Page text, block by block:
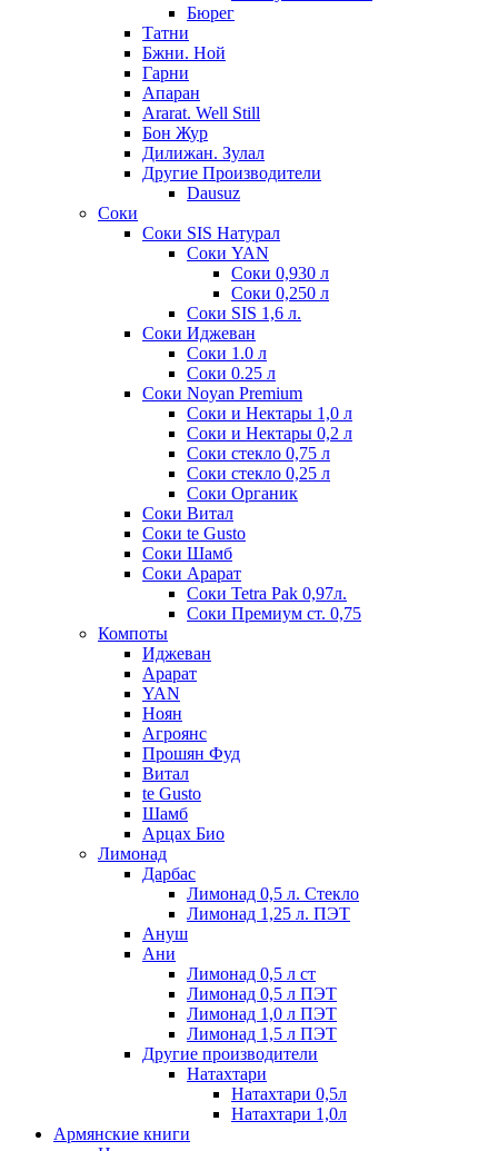
Бюрег
Татни
Бжни. Ной
Гарни
Апаран
Ararat. Well Still
Бон Жур
Дилижан. Зулал
Другие Производители
Dausuz
Соки
Соки SIS Натурал
Соки YAN
Соки 0,930 л
Соки 0,250 л
Соки SIS 1,6 л.
Соки Иджеван
Соки 1.0 л
Соки 0.25 л
Соки Noyan Premium
Соки и Нектары 1,0 л
Соки и Нектары 0,2 л
Соки стекло 0,75 л
Соки стекло 0,25 л
Соки Органик
Соки Витал
Соки te Gusto
Соки Шамб
Соки Арарат
Соки Tetra Pak 0,97л.
Соки Премиум ст. 0,75
Компоты
Иджеван
Арарат
YAN
Ноян
Агроянс
Прошян Фуд
Витал
te Gusto
Шамб
Арцах Био
Лимонад
Дарбас
Лимонад 0,5 л. Стекло
Лимонад 1,25 л. ПЭТ
Ануш
Ани
Лимонад 0,5 л ст
Лимонад 0,5 л ПЭТ
Лимонад 1,0 л ПЭТ
Лимонад 1,5 л ПЭТ
Другие производители
Натахтари
Натахтари 0,5л
Натахтари 1,0л
Армянские книги